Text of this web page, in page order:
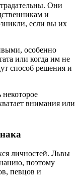
Они
и
если вы их
особенно
или когда им не
способ решения и
внимания или
личностей. Львы
поэтому
певцов и